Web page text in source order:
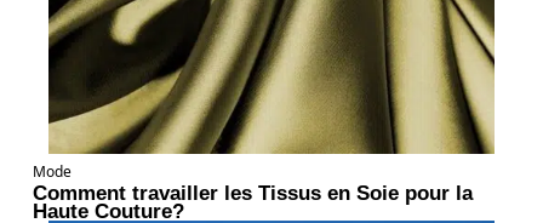
Mode
Comment travailler les Tissus en Soie pour la
Haute Couture?